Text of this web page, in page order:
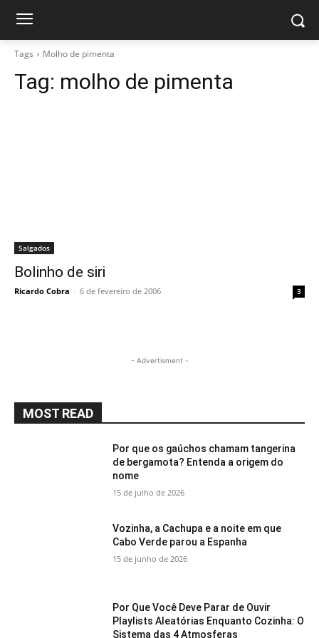
Tags Molho de pimenta
Tag: molho de pimenta
Salgados
Bolinho de siri
Ricardo Cobra - 6 de fevereiro de 2006 3
- Advertisment -
MOST READ
Por que os gaúchos chamam tangerina
de bergamota? Entenda a origem do
nome
15 de julho de 2026
Vozinha, a Cachupa e a noite em que
Cabo Verde parou a Espanha
15 de junho de 2026
Por Que Você Deve Parar de Ouvir
Playlists Aleatórias Enquanto Cozinha: O
Sistema das 4 Atmosferas